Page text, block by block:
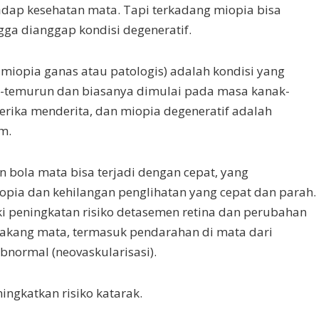
kesehatan mata. Tapi terkadang miopia bisa
dianggap kondisi degeneratif.
ganas atau patologis) adalah kondisi yang
dan biasanya dimulai pada masa kanak-
menderita, dan miopia degeneratif adalah
bola mata bisa terjadi dengan cepat, yang
dan kehilangan penglihatan yang cepat dan parah.
peningkatan risiko detasemen retina dan perubahan
mata, termasuk pendarahan di mata dari
(neovaskularisasi).
risiko katarak.